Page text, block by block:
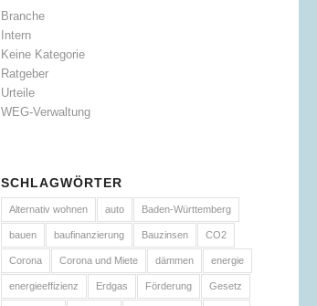
Branche
Intern
Keine Kategorie
Ratgeber
Urteile
WEG-Verwaltung
SCHLAGWÖRTER
Alternativ wohnen auto Baden-Württemberg
bauen baufinanzierung Bauzinsen CO2
Corona Corona und Miete dämmen energie
energieeffizienz Erdgas Förderung Gesetz